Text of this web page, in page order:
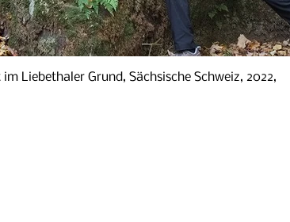
Liebethaler Grund, Sächsische Schweiz, 2022,